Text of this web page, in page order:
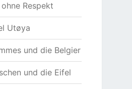
Respekt
Utøya
und die Belgier
und die Eifel